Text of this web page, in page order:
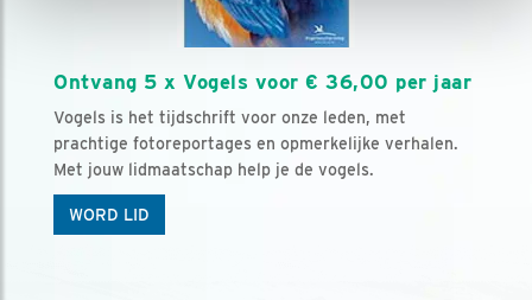
Ontvang 5 x Vogels voor € 36,00 per jaar
Vogels is het tijdschrift voor onze leden, met
prachtige fotoreportages en opmerkelijke verhalen.
Met jouw lidmaatschap help je de vogels.
WORD LID